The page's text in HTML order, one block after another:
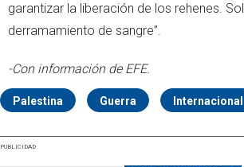
garantizar la liberación de los rehenes.
derramamiento de sangre”.
-Con información de EFE.
Palestina Guerra Internacional
PUBLICIDAD